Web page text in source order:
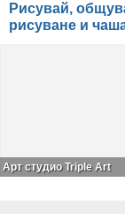
Рисувай,
рисуване и
Арт студио Triple Art